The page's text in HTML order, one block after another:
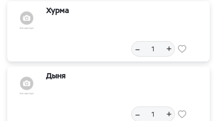
Хурма
– +
Дыня
– +